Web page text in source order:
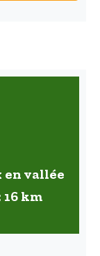
en vallée
16 km